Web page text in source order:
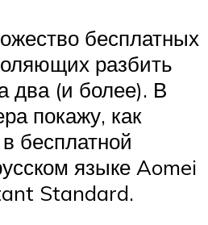
бесплатных
разбить
два (и более). В
покажу, как
бесплатной
языке Aomei
Standard.